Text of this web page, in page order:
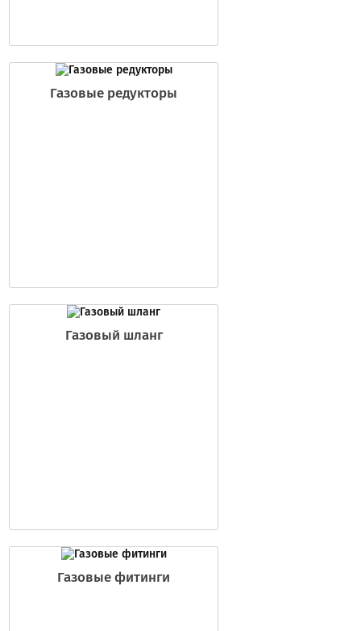
Газовые редукторы
Газовый шланг
Газовые фитинги